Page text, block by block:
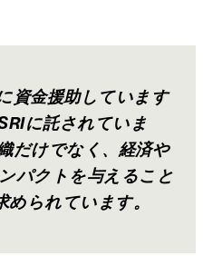
資金援助しています
に託されていま
だけでなく、経済や
パクトを与えること
られています。